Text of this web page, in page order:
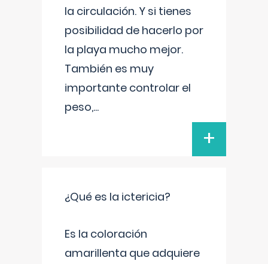
la circulación. Y si tienes
posibilidad de hacerlo por
la playa mucho mejor.
También es muy
importante controlar el
peso,...
+
¿Qué es la ictericia?
Es la coloración
amarillenta que adquiere